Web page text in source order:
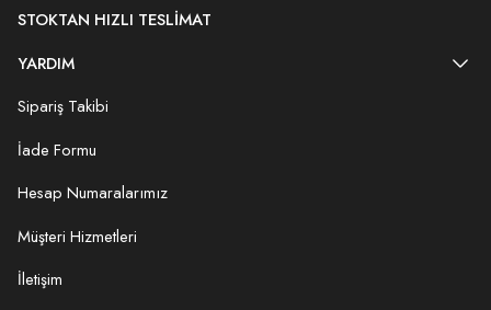
STOKTAN HIZLI TESLIMAT
YARDIM
Sipariş Takibi
İade Formu
Hesap Numaralarımız
Müşteri Hizmetleri
İletişim